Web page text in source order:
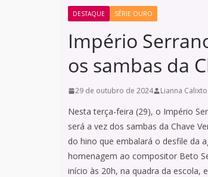
DESTAQUE SÉRIE OURO
Império
os sambas da
29 de outubro de 2024 Lianna Calixto
Nesta terça-feira (29), o Império
será a vez dos sambas da Chave
do hino que embalará o desfile da
homenagem ao compositor Beto
início às 20h, na quadra da escola,